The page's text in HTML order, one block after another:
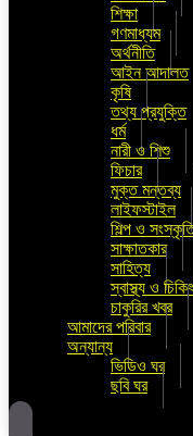
শিক্ষা
গণমাধ্যম
অর্থনীতি
আইন আদালত
কৃষি
তথ্য প্রযুক্তি
ধর্ম
নারী ও শিশু
ফিচার
মুক্ত মন্তব্য
লাইফস্টাইল
শিল্প ও
সাক্ষাতকার
সাহিত্য
স্বাস্থ্য ও
চাকুরির খবর
আমাদের পরিবার
অন্যান্য
ভিডিও ঘর
ছবি ঘর